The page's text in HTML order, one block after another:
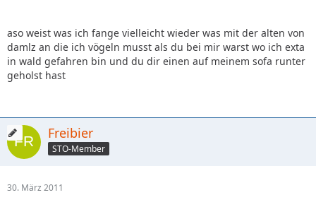
aso weist was ich fange vielleicht wieder was mit der alten von
damlz an die ich vögeln musst als du bei mir warst wo ich exta
in wald gefahren bin und du dir einen auf meinem sofa runter
geholst hast
Freibier
STO-Member
30. März 2011